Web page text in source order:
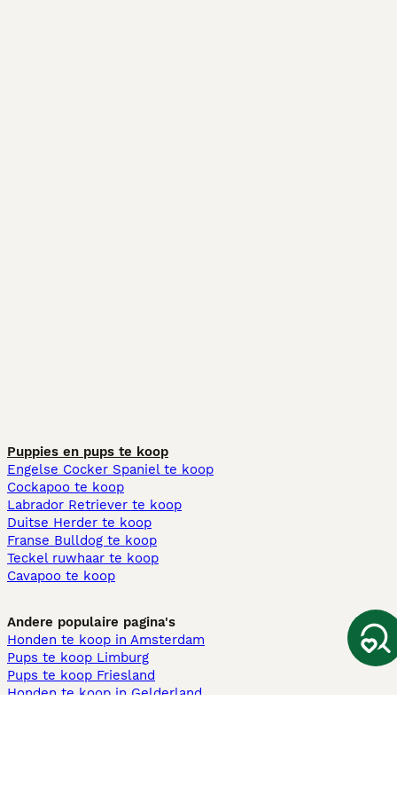
Puppies en pups te koop
Engelse Cocker Spaniel te koop
Cockapoo te koop
Labrador Retriever te koop
Duitse Herder te koop
Franse Bulldog te koop
Teckel ruwhaar te koop
Cavapoo te koop
Andere populaire pagina's
Honden te koop in Amsterdam
Pups te koop Limburg​
Pups te koop Friesland​
Honden te koop in Gelderland